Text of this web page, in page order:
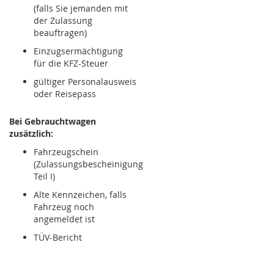
(falls Sie jemanden mit
der Zulassung
beauftragen)
Einzugsermächtigung
für die KFZ-Steuer
gültiger Personalausweis
oder Reisepass
Bei Gebrauchtwagen
zusätzlich:
Fahrzeugschein
(Zulassungsbescheinigung
Teil I)
Alte Kennzeichen, falls
Fahrzeug noch
angemeldet ist
TÜV-Bericht